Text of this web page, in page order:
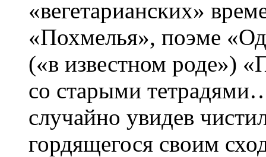
«вегетарианских»
«Похмелья», поэме
(«в известном роде»)
со старыми
случайно увидев
гордящегося своим